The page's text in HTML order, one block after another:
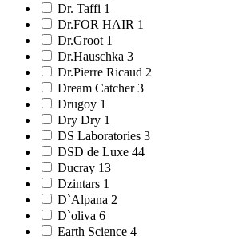
Dr. Taffi 1
Dr.FOR HAIR 1
Dr.Groot 1
Dr.Hauschka 3
Dr.Pierre Ricaud 2
Dream Catcher 3
Drugoy 1
Dry Dry 1
DS Laboratories 3
DSD de Luxe 44
Ducray 13
Dzintars 1
D`Alpana 2
D`oliva 6
Earth Science 4